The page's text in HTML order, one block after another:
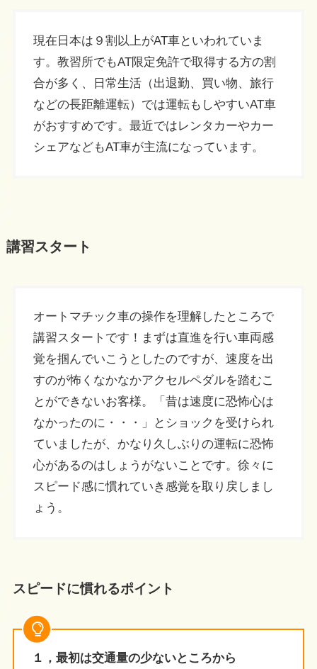
現在日本は９割以上がAT車といわれていま
す。教習所でもAT限定免許で取得する方の割
合が多く、日常生活（出退勤、買い物、旅行
などの長距離運転）では運転もしやすいAT車
がおすすめです。最近ではレンタカーやカー
シェアなどもAT車が主流になっています。
講習スタート
オートマチック車の操作を理解したところで
講習スタートです！まずは直進を行い車両感
覚を掴んでいこうとしたのですが、速度を出
すのが怖くなかなかアクセルペダルを踏むこ
とができないお客様。「昔は速度に恐怖心は
なかったのに・・・」とショックを受けられ
ていましたが、かなり久しぶりの運転に恐怖
心があるのはしょうがないことです。徐々に
スピード感に慣れていき感覚を取り戻しまし
ょう。
スピードに慣れるポイント
１，最初は交通量の少ないところから